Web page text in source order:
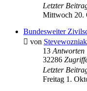
Letzter
Mittwoch 20.
Bundesweiter
von Stevewozniak
13 Antworten
32286
Letzter
Freitag 1.